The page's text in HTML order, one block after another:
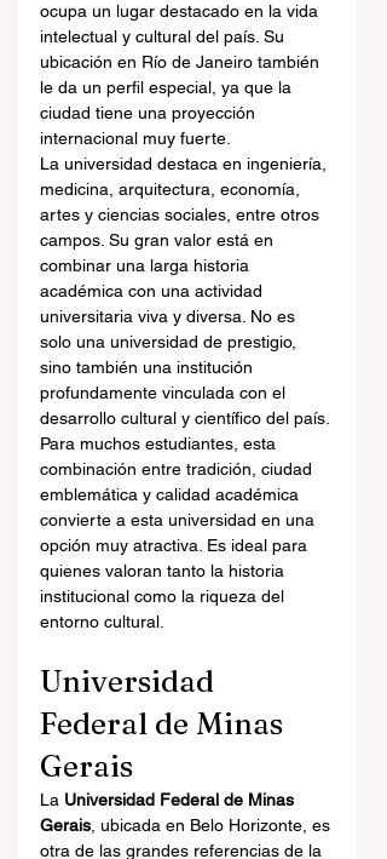
ocupa un lugar destacado en la vida
intelectual y cultural del país. Su
ubicación en Río de Janeiro también
le da un perfil especial, ya que la
ciudad tiene una proyección
internacional muy fuerte.
La universidad destaca en ingeniería,
medicina, arquitectura, economía,
artes y ciencias sociales, entre otros
campos. Su gran valor está en
combinar una larga historia
académica con una actividad
universitaria viva y diversa. No es
solo una universidad de prestigio,
sino también una institución
profundamente vinculada con el
desarrollo cultural y científico del país.
Para muchos estudiantes, esta
combinación entre tradición, ciudad
emblemática y calidad académica
convierte a esta universidad en una
opción muy atractiva. Es ideal para
quienes valoran tanto la historia
institucional como la riqueza del
entorno cultural.
Universidad
Federal de Minas
Gerais
La Universidad Federal de Minas
Gerais , ubicada en Belo Horizonte, es
otra de las grandes referencias de la